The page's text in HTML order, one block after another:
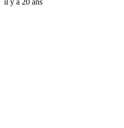
il y a 20 ans